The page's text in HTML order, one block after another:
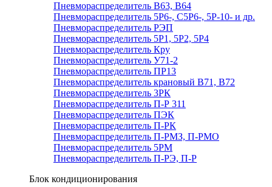
Пневмораспределитель В63, В64
Пневмораспределитель 5Р6-, С5Р6-, 5Р-10- и др.
Пневмораспределитель РЭП
Пневмораспределитель 5Р1, 5Р2, 5Р4
Пневмораспределитель Кру
Пневмораспределитель У71-2
Пневмораспределитель ПР13
Пневмораспределитель крановый В71, В72
Пневмораспределитель 3РК
Пневмораспределитель П-Р 311
Пневмораспределитель ПЭК
Пневмораспределитель П-РК
Пневмораспределитель П-РМЗ, П-РМО
Пневмораспределитель 5РМ
Пневмораспределитель П-РЭ, П-Р
Блок кондиционирования